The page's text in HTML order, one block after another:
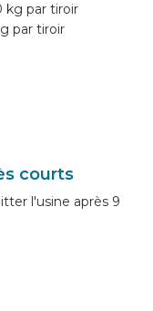
kg par tiroir
par tiroir
courts
l'usine après 9